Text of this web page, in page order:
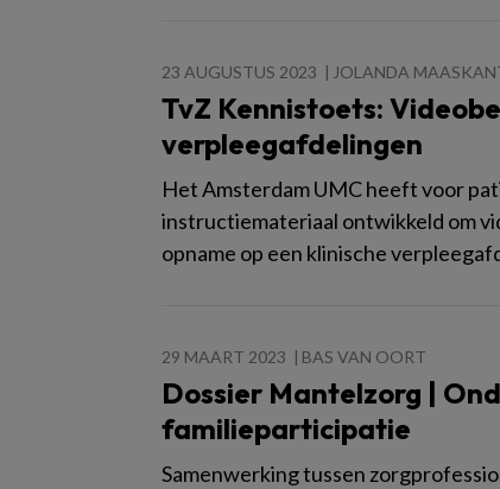
23 AUGUSTUS 2023 JOLANDA
TvZ Kennistoets:
verpleegafdelingen
Het Amsterdam UMC heeft voor
instructiemateriaal ontwikkeld om
opname op een klinische
29 MAART 2023 BAS VAN OORT
Dossier Mantelzorg |
familieparticipatie
Samenwerking tussen